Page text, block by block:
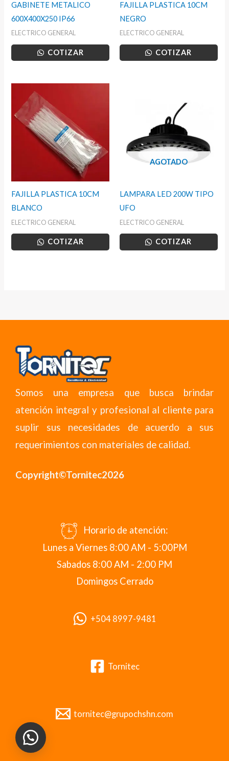
GABINETE METALICO
600X400X250 IP66
ELECTRICO GENERAL
COTIZAR
FAJILLA PLASTICA 10CM
NEGRO
ELECTRICO GENERAL
COTIZAR
FAJILLA PLASTICA 10CM
BLANCO
ELECTRICO GENERAL
COTIZAR
AGOTADO
LAMPARA LED 200W TIPO
UFO
ELECTRICO GENERAL
COTIZAR
Somos una empresa que busca brindar
atención integral y profesional al cliente para
suplir sus necesidades de acuerdo a sus
requerimientos con materiales de calidad.
Copyright©Tornitec2026
Horario de atención:
Lunes a Viernes 8:00 AM - 5:00PM
Sabados 8:00 AM - 2:00 PM
Domingos Cerrado
+504 8997-9481
Tornitec
tornitec@grupochshn.com